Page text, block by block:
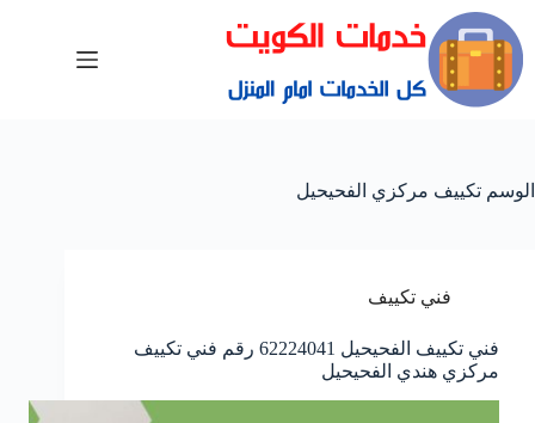
الوسم تكييف مركزي الفحيحيل
فني تكييف
فني تكييف الفحيحيل 62224041 رقم فني تكييف
مركزي هندي الفحيحيل